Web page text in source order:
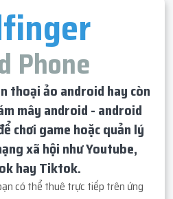
Phone
thoại ảo android hay còn
mây android - android
chơi game hoặc quản lý
xã hội như Youtube,
hay Tiktok.
có thể thuê trực tiếp trên ứng